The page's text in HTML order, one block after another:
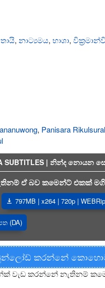
තායි, නාට්‍යමය, භාශා,
, Panisara
SUBTITLES | නින්ද
ඒ බව කමෙන්ට් එකක්
797MB | x264 | 720p |
(DA)
කරන්නේ
වැඩ කරන්නේ නැතිනම්